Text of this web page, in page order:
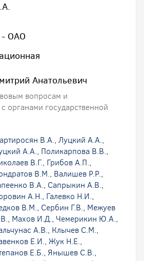
- ОАО
Анатольевич
вопросам и
органами государственной
В.А., Луцкий А.А.,
А.А., Поликарпова В.В.,
В.Г., Грибов А.П.,
В.М., Валишев Р.Р.,
В.А., Сапрыкин А.В.,
А.Н., Галевко Н.И.,
В.М., Сербин Г.В., Межуев
, Махов И.Д., Чемерикин Ю.А.,
А.В., Клычев С.М.,
Е.И., Жук Н.Е.,
Е.Б., Янышев С.В.,